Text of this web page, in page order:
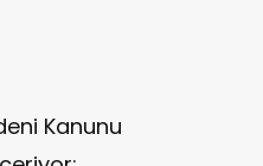
Kanunu